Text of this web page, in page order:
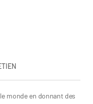
monde en donnant des